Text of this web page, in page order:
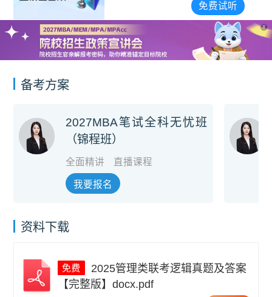
免费试听
X
备考方案
2027MBA笔试全科无忧班
（锦程班）
全面精讲 直播课程
我要报名
资料下载
【完整版】docx.pdf